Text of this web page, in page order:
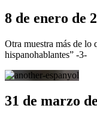
8 de enero de
Otra muestra más de lo
hispanohablantes” -3-
31 de marzo